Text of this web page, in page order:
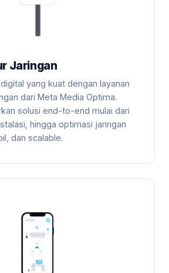
Jaringan
yang kuat dengan layanan
dari Meta Media Optima.
solusi end-to-end mulai dari
hingga optimasi jaringan
dan scalable.